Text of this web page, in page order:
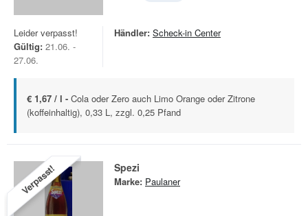
Leider verpasst!
Gültig: 21.06. -
27.06.
Händler: Scheck-in Center
€ 1,67 / l - Cola oder Zero auch Limo Orange oder Zitrone
(koffeinhaltig), 0,33 L, zzgl. 0,25 Pfand
Verpasst! Spezi
Marke: Paulaner